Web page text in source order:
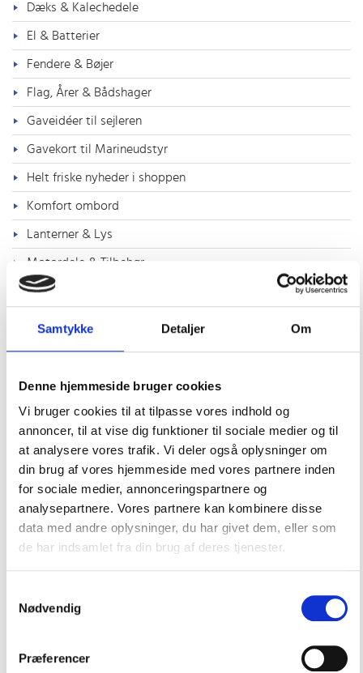
Samtykke Detaljer Om
Denne hjemmeside bruger cookies
Vi bruger cookies til at tilpasse vores indhold og
annoncer, til at vise dig funktioner til sociale medier og til
at analysere vores trafik. Vi deler også oplysninger om
din brug af vores hjemmeside med vores partnere inden
for sociale medier, annonceringspartnere og
analysepartnere. Vores partnere kan kombinere disse
data med andre oplysninger, du har givet dem, eller som
de har indsamlet fra din brug af deres tjenester.
Nødvendig
Præferencer
Dæks & Kalechedele
El & Batterier
Fendere & Bøjer
Flag, Årer & Bådshager
Gaveidéer til sejleren
Gavekort til Marineudstyr
Helt friske nyheder i shoppen
Komfort ombord
Lanterner & Lys
Motordele & Tilbehør
Navigation, Radio & TV
Outlet
Gas & grill
Køl & varme
Kalorifere varmere
Køleskab/frys
Varme Apparater
Pantry og vaske
Slanger